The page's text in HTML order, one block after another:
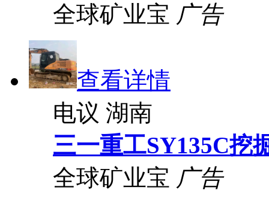
全球矿业宝 广告
查看详情
电议 湖南
三一重工SY135C挖
全球矿业宝 广告